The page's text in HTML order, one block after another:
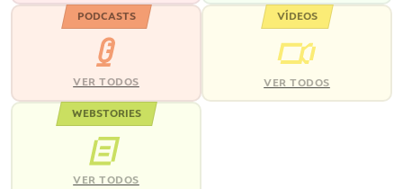
PODCASTS
VER TODOS
VÍDEOS
VER TODOS
WEBSTORIES
VER TODOS